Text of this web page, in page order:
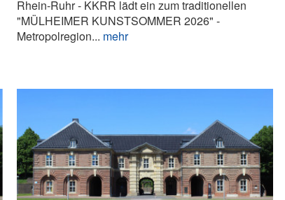
Rhein-Ruhr - KKRR lädt ein zum traditionellen
"MÜLHEIMER KUNSTSOMMER 2026" -
Metropolregion... mehr